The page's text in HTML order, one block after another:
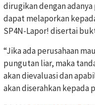
dirugikan dengan
dapat melaporkan
SP4N-Lapor! disertai
“Jika ada perusahaan
pungutan liar, maka
akan dievaluasi dan
akan diserahkan kepada